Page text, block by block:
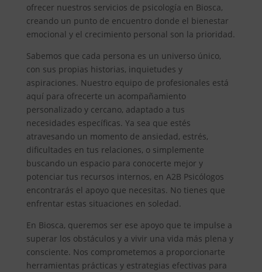
ofrecer nuestros servicios de psicología en Biosca,
creando un punto de encuentro donde el bienestar
emocional y el crecimiento personal son la prioridad.
Sabemos que cada persona es un universo único,
con sus propias historias, inquietudes y
aspiraciones. Nuestro equipo de profesionales está
aquí para ofrecerte un acompañamiento
personalizado y cercano, adaptado a tus
necesidades específicas. Ya sea que estés
atravesando un momento de ansiedad, estrés,
dificultades en tus relaciones, o simplemente
buscando un espacio para conocerte mejor y
potenciar tus recursos internos, en A2B Psicólogos
encontrarás el apoyo que necesitas. No tienes que
enfrentar estas situaciones en soledad.
En Biosca, queremos ser ese apoyo que te impulse a
superar los obstáculos y a vivir una vida más plena y
consciente. Nos comprometemos a proporcionarte
herramientas prácticas y estrategias efectivas para